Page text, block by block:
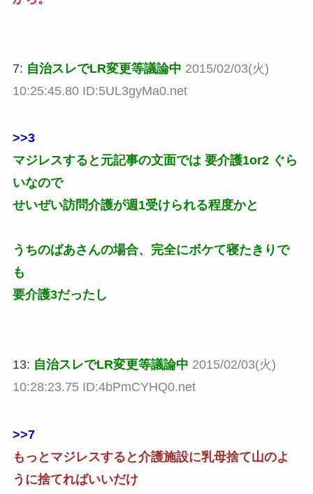
7: 自治スレでLR変更等議論中 2015/02/03(火)
10:25:45.80 ID:5UL3gyMa0.net
>>3
マジレスすると元記事の文面では 要介護1or2 ぐら
いなので
せいぜい訪問介護が週1受けられる程度かと
うちのばあさんの場合、完全にボケて寝たきりで
も
要介護3だったし
13: 自治スレでLR変更等議論中 2015/02/03(火)
10:28:23.75 ID:4bPmCYHQ0.net
>>7
もっとマジレスすると介護施設に乳母捨て山のよ
うに捨てればいいだけ